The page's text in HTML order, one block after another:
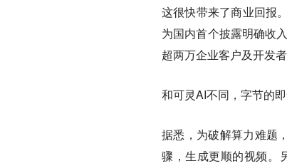
这很快带来了商业回报
为国内首个披露明确收
超两万企业客户及开发者
和可灵AI不同，字节的
据悉，为破解算力难题
骤，生成更顺的视频。